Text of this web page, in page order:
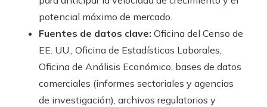
potencial máximo de mercado.
Fuentes de datos clave: Oficina del Censo de
EE. UU., Oficina de Estadísticas Laborales,
Oficina de Análisis Económico, bases de datos
comerciales (informes sectoriales y agencias
de investigación), archivos regulatorios y